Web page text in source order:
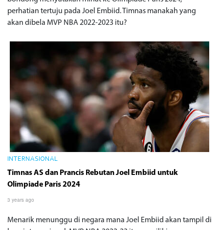
perhatian tertuju pada Joel Embiid. Timnas manakah yang
akan dibela MVP NBA 2022-2023 itu?
INTERNASIONAL
Timnas AS dan Prancis Rebutan Joel Embiid untuk
Olimpiade Paris 2024
3 years ago
Menarik menunggu di negara mana Joel Embiid akan tampil di